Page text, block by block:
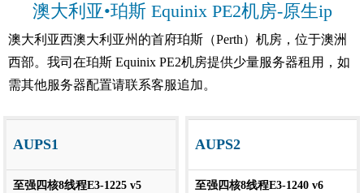
澳大利亚•珀斯 Equinix PE2机房-原生ip
澳大利亚西澳大利亚州的首府珀斯（Perth）机房，位于澳洲
西部。我司在珀斯 Equinix PE2机房提供少量服务器租用，如
需其他服务器配置请联系客服追加。
AUPS1
至强四核8线程E3-1225 v5
AUPS2
至强四核8线程E3-1240 v6